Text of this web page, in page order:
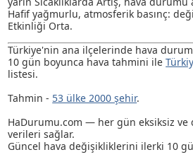
Hafif yağmurlu, atmosferik basınç:
Etkinliği Orta.
Türkiye'nin ana ilçelerinde hava
10 gün boyunca hava tahmini ile
listesi.
Tahmin - 53 ülke 2000 şehir.
HaDurumu.com — her gün eksiksiz
verileri sağlar.
Güncel hava değişikliklerini ilerki 10